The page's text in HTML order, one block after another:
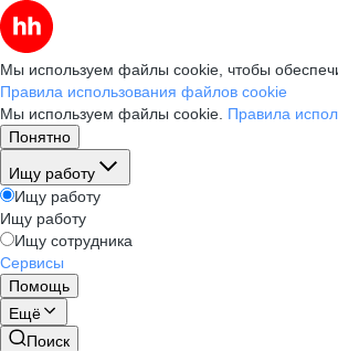
Мы используем файлы cookie, чтобы
Правила использования файлов cookie
Мы используем файлы cookie. Правила
Понятно
Ищу работу
Ищу работу
Ищу работу
Ищу сотрудника
Сервисы
Помощь
Ещё
Поиск